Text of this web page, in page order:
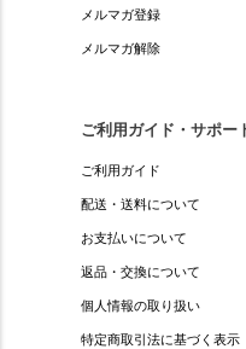
メルマガ登録
メルマガ解除
ご利用ガイド・サポー
ご利用ガイド
配送・送料について
お支払いについて
返品・交換について
個人情報の取り扱い
特定商取引法に基づく表示